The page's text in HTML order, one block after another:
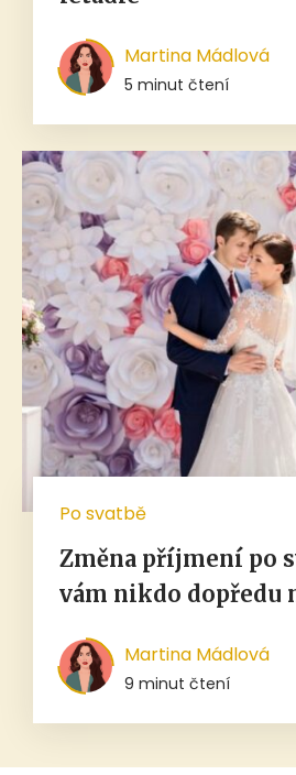
Martina Mádlová
5 minut čtení
Po svatbě
Změna příjmení po
vám nikdo dopředu
Martina Mádlová
9 minut čtení